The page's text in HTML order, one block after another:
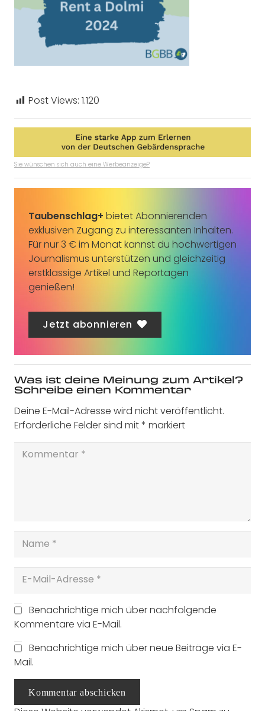
Post Views: 1.120
Sie wünschen sich auch eine Werbeanzeige?
Taubenschlag+ bietet Abonnierenden
exklusiven Zugang zu interessanten Inhalten.
Für nur 3 € im Monat kannst du hochwertigen
Journalismus unterstützen und gleichzeitig
erstklassige Artikel und Reportagen
genießen!
Jetzt abonnieren
Was ist deine Meinung zum Artikel?
Schreibe einen Kommentar
Deine E-Mail-Adresse wird nicht veröffentlicht.
Erforderliche Felder sind mit* markiert
Benachrichtige mich über nachfolgende
Kommentare via E-Mail.
Benachrichtige mich über neue Beiträge via E-
Mail.
Kommentar abschicken